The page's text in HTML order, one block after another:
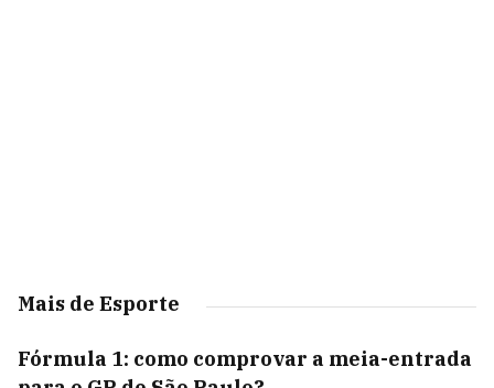
Mais de Esporte
Fórmula 1: como comprovar a meia-entrada